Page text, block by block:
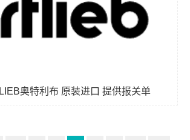
奥特利布 原装进口 提供报关单